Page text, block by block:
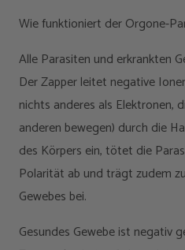
Wie funktioniert der Orgone-
Alle Parasiten und erkrankten
Der Zapper leitet negative
nichts anderes als Elektronen,
anderen bewegen) durch die
des Körpers ein, tötet die
Polarität ab und trägt zudem
Gewebes bei.
Gesundes Gewebe ist negativ